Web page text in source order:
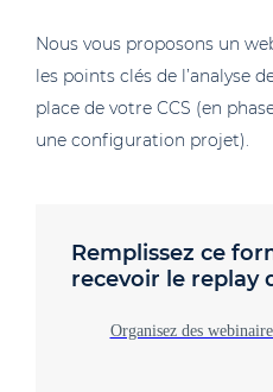
Nous vous proposons un
les points clés de l’analyse
place de votre CCS (en
une configuration projet).
Remplissez ce
recevoir le replay